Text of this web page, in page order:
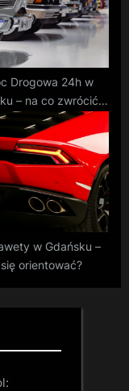
Drogowa 24h w
– na co zwrócić
uwagę?
w Gdańsku –
orientować?